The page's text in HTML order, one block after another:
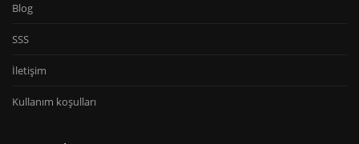
Blog
SSS
İletişim
Kullanım koşulları